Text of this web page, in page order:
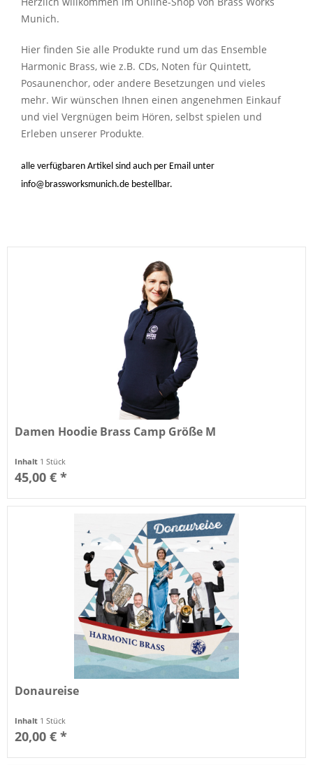
Munich.
Hier finden Sie alle Produkte rund um das Ensemble
Harmonic Brass, wie z.B. CDs, Noten für Quintett,
Posaunenchor, oder andere Besetzungen und vieles
mehr. Wir wünschen Ihnen einen angenehmen Einkauf
und viel Vergnügen beim Hören, selbst spielen und
Erleben unserer Produkte.
alle verfügbaren Artikel sind auch per Email unter
info@brassworksmunich.de bestellbar.
Damen Hoodie Brass Camp Größe M
Inhalt 1 Stück
45,00 € *
Donaureise
Inhalt 1 Stück
20,00 € *